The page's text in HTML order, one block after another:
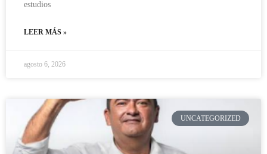
estudios
LEER MÁS »
agosto 6, 2026
UNCATEGORIZED